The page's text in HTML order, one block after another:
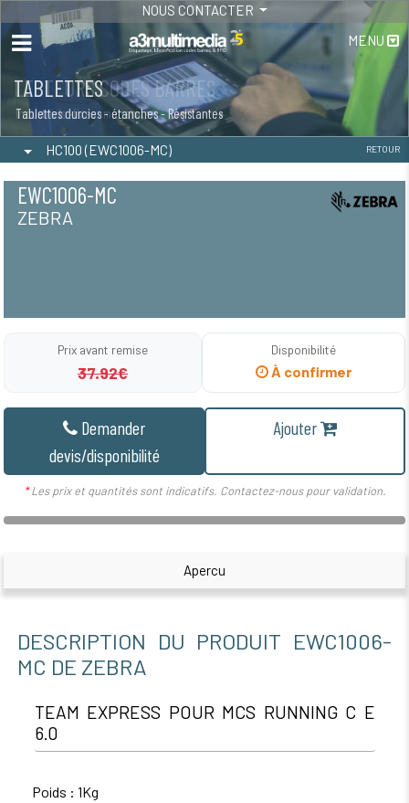
NOUS CONTACTER
MENU
TABLETTES
Tablettes durcies - étanches - Résistantes
HC100 (EWC1006-MC) RETOUR
EWC1006-MC
ZEBRA
Prix avant remise
37.92€
Disponibilité
À confirmer
Demander
devis/disponibilité
Ajouter
*Les prix et quantités sont indicatifs. Contactez-nous pour validation.
Apercu
DESCRIPTION DU PRODUIT EWC1006-
MC DE ZEBRA
TEAM EXPRESS POUR MCS RUNNING C E
6.0
Poids : 1Kg